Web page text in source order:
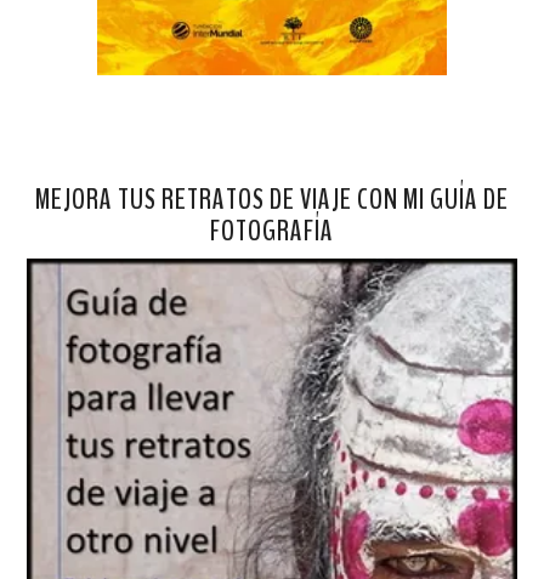
MEJORA TUS RETRATOS DE VIAJE CON MI GUÍA DE
FOTOGRAFÍA